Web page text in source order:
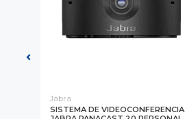
Jabra
SISTEMA DE VIDEOCONFERENCIA